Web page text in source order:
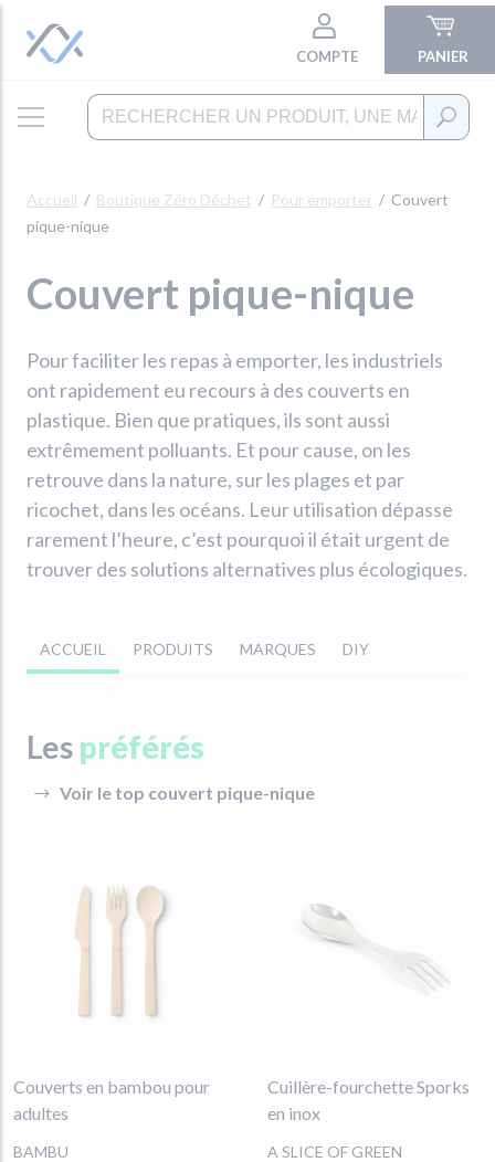
COMPTE PANIER
Accueil Boutique Zéro Déchet Pour emporter
Couvert
pique-nique
Couvert pique-nique
Pour faciliter les repas à emporter, les industriels
ont rapidement eu recours à des couverts en
plastique. Bien que pratiques, ils sont aussi
extrêmement polluants. Et pour cause, on les
retrouve dans la nature, sur les plages et par
ricochet, dans les océans. Leur utilisation dépasse
rarement l’heure, c’est pourquoi il était urgent de
trouver des solutions alternatives plus écologiques.
ACCUEIL PRODUITS MARQUES DIY
Les préférés
Voir le top couvert pique-nique
Couverts en bambou pour
adultes
BAMBU
Cuillère-fourchette Sporks
en inox
A SLICE OF GREEN